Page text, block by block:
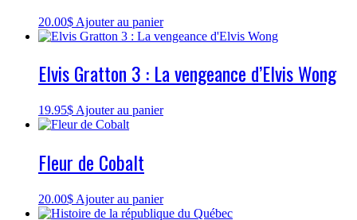
20.00$ Ajouter au panier
Elvis Gratton 3 : La vengeance d’Elvis Wong
19.95$ Ajouter au panier
Fleur de Cobalt
20.00$ Ajouter au panier